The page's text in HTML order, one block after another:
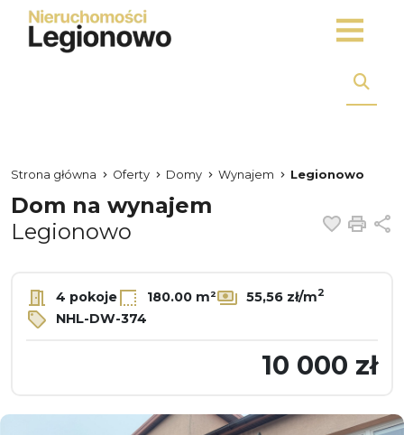
Strona główna Oferty Domy Wynajem Legionowo
Dom na wynajem
Legionowo
Dodaj
4 pokoje 180.00 m² 55,56 zł/m2
NHL-DW-374
10 000 zł